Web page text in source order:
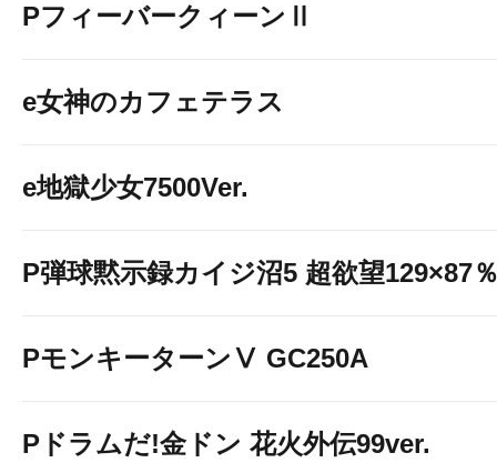
PフィーバークィーンⅡ
e女神のカフェテラス
e地獄少女7500Ver.
P弾球黙示録カイジ沼5 超欲望129×87
PモンキーターンⅤ GC250A
Pドラムだ!金ドン 花火外伝99ver.